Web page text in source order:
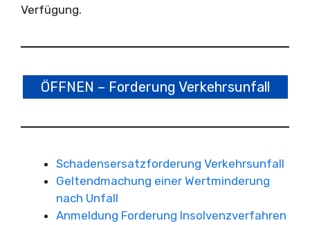
Verfügung.
ÖFFNEN – Forderung Verkehrsunfall
Schadensersatzforderung Verkehrsunfall
Geltendmachung einer Wertminderung
nach Unfall
Anmeldung Forderung Insolvenzverfahren